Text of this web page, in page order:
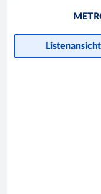
Listenansicht